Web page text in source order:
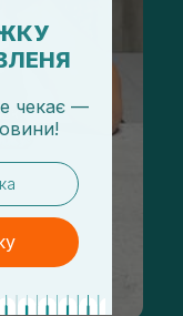
чекає —